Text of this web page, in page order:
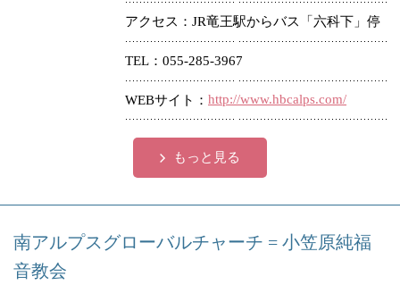
アクセス JR竜王駅からバス「六科下」停
TEL 055-285-3967
WEBサイト http://www.hbcalps.com/
もっと見る
南アルプスグローバルチャーチ = 小笠原純福
音教会